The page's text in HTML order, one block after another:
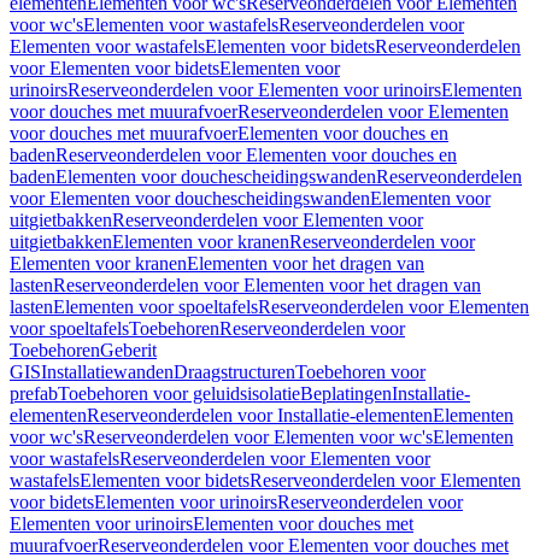
voor wc'sElementen voor wastafelsReserveonderdelen voor
Elementen voor wastafelsElementen voor bidetsReserveonderdelen
voor Elementen voor bidetsElementen voor
urinoirsReserveonderdelen voor Elementen voor urinoirsElementen
voor douches met muurafvoerReserveonderdelen voor Elementen
voor douches met muurafvoerElementen voor douches en
badenReserveonderdelen voor Elementen voor douches en
badenElementen voor douchescheidingswandenReserveonderdelen
voor Elementen voor douchescheidingswandenElementen voor
uitgietbakkenReserveonderdelen voor Elementen voor
uitgietbakkenElementen voor kranenReserveonderdelen voor
Elementen voor kranenElementen voor het dragen van
lastenReserveonderdelen voor Elementen voor het dragen van
lastenElementen voor spoeltafelsReserveonderdelen voor Elementen
voor spoeltafelsToebehorenReserveonderdelen voor
ToebehorenGeberit
GISInstallatiewandenDraagstructurenToebehoren voor
prefabToebehoren voor geluidsisolatieBeplatingenInstallatie-
elementenReserveonderdelen voor Installatie-elementenElementen
voor wc'sReserveonderdelen voor Elementen voor wc'sElementen
voor wastafelsReserveonderdelen voor Elementen voor
wastafelsElementen voor bidetsReserveonderdelen voor Elementen
voor bidetsElementen voor urinoirsReserveonderdelen voor
Elementen voor urinoirsElementen voor douches met
muurafvoerReserveonderdelen voor Elementen voor douches met